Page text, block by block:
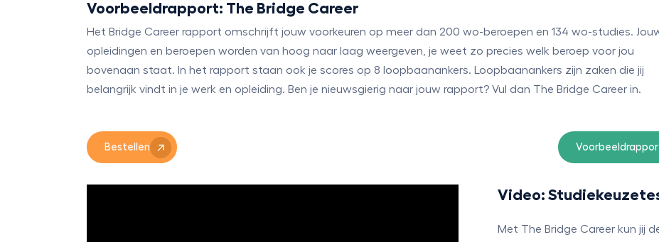
Voorbeeldrapport: The Bridge Career
Het Bridge Career rapport omschrijft jouw voorkeuren op meer dan 200 wo-beroepen en 134 wo-studies.
opleidingen en beroepen worden van hoog naar laag weergeven, je weet zo precies welk beroep voor jou
bovenaan staat. In het rapport staan ook je scores op 8 loopbaanankers. Loopbaanankers zijn zaken die jij
belangrijk vindt in je werk en opleiding. Ben je nieuwsgierig naar jouw rapport? Vul dan The Bridge Career in.
Bestellen
Video:
Met The Bridge Career kun jij